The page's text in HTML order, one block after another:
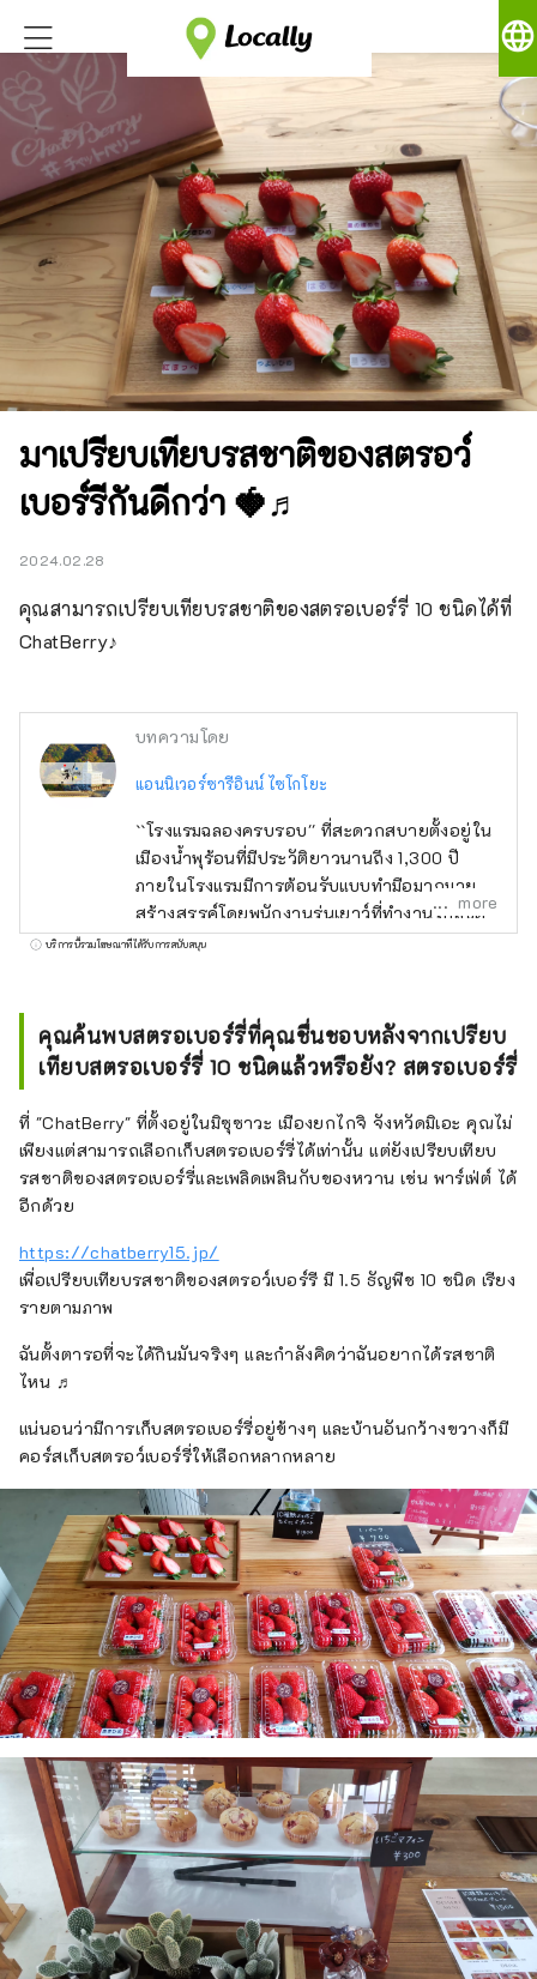
language
มาเปรียบเทียบรสชาติของสตรอว์
เบอร์รีกันดีกว่า 🍓♬
2024.02.28
คุณสามารถเปรียบเทียบรสชาติของสตรอเบอร์รี่ 10 ชนิดได้ที่
ChatBerry♪
บทความโดย
แอนนิเวอร์ซารีอินน์ ไซโกโยะ
``โรงแรมฉลองครบรอบ'' ที่สะดวกสบายตั้งอยู่ใน
เมืองน้ำพุร้อนที่มีประวัติยาวนานถึง 1,300 ปี
ภายในโรงแรมมีการต้อนรับแบบทำมือมากมายที่
สร้างสรรค์โดยพนักงานรุ่นเยาว์ที่ทำงานใกล้ชิด
กับลูกค้า ตั้งอยู่ในทำเลที่สะดวก ใช้เวลาเดินทาง
ยานาบานะ โนะ ซาโตะ และซูซูกะเซอร์กิต
อาหารสีสันสดใสและมีชีวิตชีวาที่ใช้วัตถุดิบที่
ผลิตในท้องถิ่นและบริโภคในท้องถิ่นก็เต็มไปด้วย
เสน่ห์เช่นกัน! โรงแรมบ่อน้ำพุร้อนซึ่งยินดีต้อนรับ
เด็กๆ และเต็มไปด้วยกิจกรรมสนุกสนาน มักมี
แขกที่มากับเด็กเล็กมาบ่อยๆ
more
บริการนี้รวมโฆษณาที่ได้รับการสนับสนุน
คุณค้นพบสตรอเบอร์รี่ที่คุณชื่นชอบหลังจากเปรียบ
เทียบสตรอเบอร์รี่ 10 ชนิดแล้วหรือยัง? สตรอเบอร์รี่
ที่ "ChatBerry" ที่ตั้งอยู่ในมิซุซาวะ เมืองยกไกจิ จังหวัดมิเอะ คุณไม่
เพียงแต่สามารถเลือกเก็บสตรอเบอร์รี่ได้เท่านั้น แต่ยังเปรียบเทียบ
รสชาติของสตรอเบอร์รี่และเพลิดเพลินกับของหวาน เช่น พาร์เฟ่ต์ ได้
อีกด้วย
https://chatberry15.jp/
เพื่อเปรียบเทียบรสชาติของสตรอว์เบอร์รี มี 1.5 ธัญพืช 10 ชนิด เรียง
รายตามภาพ
ฉันตั้งตารอที่จะได้กินมันจริงๆ และกำลังคิดว่าฉันอยากได้รสชาติ
ไหน ♬
แน่นอนว่ามีการเก็บสตรอเบอร์รี่อยู่ข้างๆ และบ้านอันกว้างขวางก็มี
คอร์สเก็บสตรอว์เบอร์รี่ให้เลือกหลากหลาย